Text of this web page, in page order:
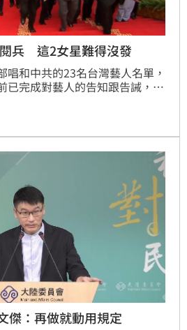
兵 這2女星難得沒發
唱和中共的23名台灣藝人名單，
已完成對藝人的告知跟告誡，更
將依法逐一裁處。結果中國央
人跟進轉發，但在被點名的名單
並未有進一步動作。蔡維歆
傑：再做就動用規定